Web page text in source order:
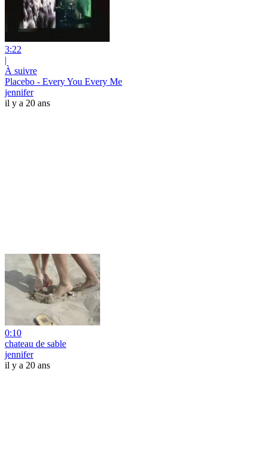
3:22
|
À suivre
Placebo - Every You Every Me
jennifer
il y a 20 ans
0:10
chateau de sable
jennifer
il y a 20 ans